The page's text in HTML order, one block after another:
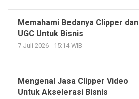
Memahami Bedanya Clipper dan
UGC Untuk Bisnis
7 Juli 2026 - 15:14 WIB
Mengenal Jasa Clipper Video
Untuk Akselerasi Bisnis